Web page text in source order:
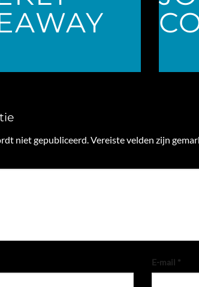
niet gepubliceerd. Vereiste velden zijn
E-mail *